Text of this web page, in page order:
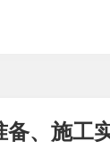
备、施工